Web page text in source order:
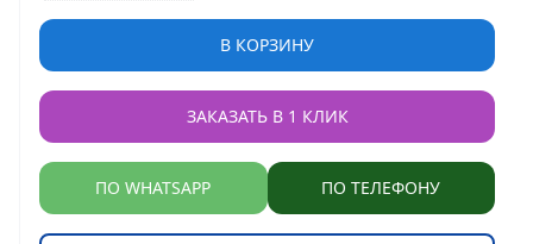
В КОРЗИНУ
ЗАКАЗАТЬ В 1 КЛИК
ПО WHATSAPP ПО ТЕЛЕФОНУ